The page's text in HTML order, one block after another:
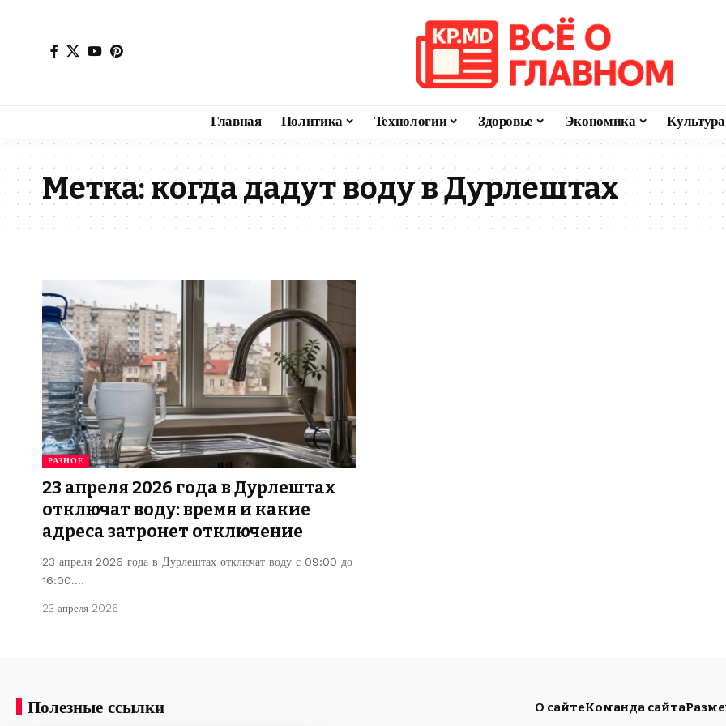
Главная Политика Технологии Здоровье Экономика Культура
Метка:когда дадут воду в Дурлештах
РАЗНОЕ
23 апреля 2026 года в Дурлештах
отключат воду: время и какие
адреса затронет отключение
23 апреля 2026 года в Дурлештах отключат воду с 09:00 до
16:00.…
23 апреля 2026
Полезные ссылки О сайтеКоманда сайта